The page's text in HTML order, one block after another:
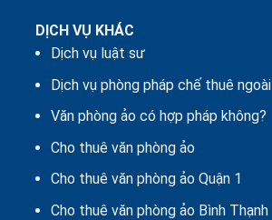
DỊCH VỤ KHÁC
Dịch vụ luật sư
Dịch vụ phòng pháp chế thuê ngoài
Văn phòng ảo có hợp pháp không?
Cho thuê văn phòng ảo
Cho thuê văn phòng ảo Quận 1
Cho thuê văn phòng ảo Bình Thạnh